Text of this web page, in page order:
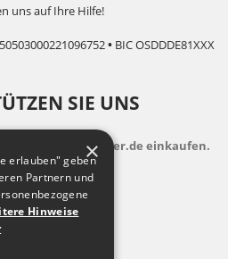
uns auf Ihre Hilfe!
• BIC OSDDDE81XXX
SIE UNS
auf Bildungsspender.de einkaufen.
×
erlauben" geben
Partnern und
Hinweise